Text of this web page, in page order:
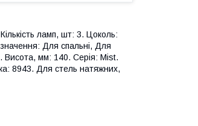
ламп, шт: 3. Цоколь:
Для спальні, Для
Висота, мм: 140. Серія: Mist.
8943. Для стель натяжних,